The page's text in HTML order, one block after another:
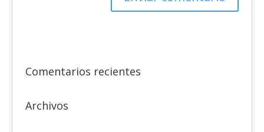
Comentarios recientes
Archivos